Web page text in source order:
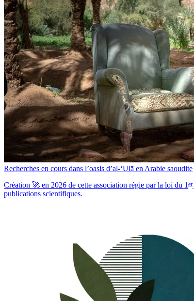
Recherches en cours dans l’oasis d’al-‘Ulā en Arabie saoudite
Création 🚀 en 2026 de cette association régie par la loi du 1 er
publications scientifiques.